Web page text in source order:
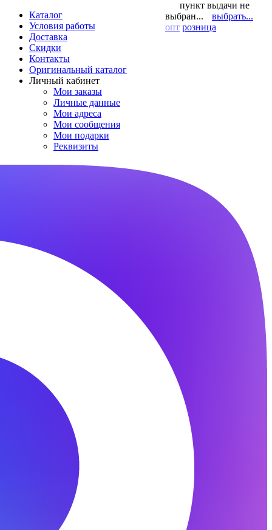
Каталог
Условия работы
Доставка
Скидки
Контакты
Оригинальный каталог
Личный кабинет
Мои заказы
Личные данные
Мои адреса
Мои сообщения
Мои подарки
Реквизиты
пункт выдачи не
выбран...
выбрать...
опт розница